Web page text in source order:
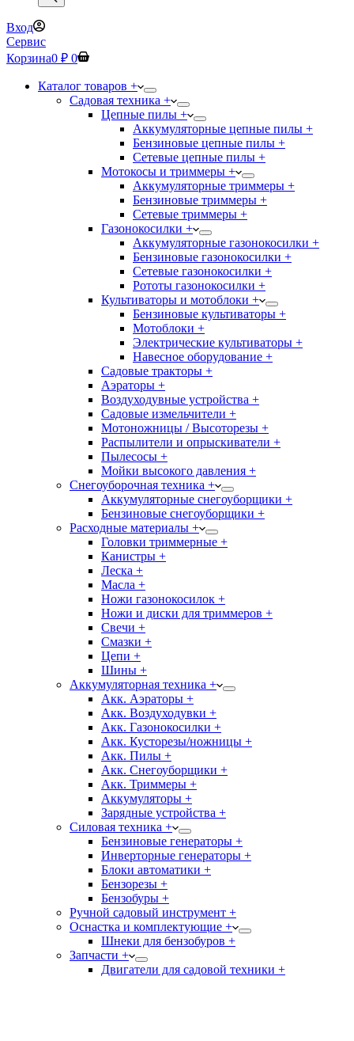
Вход
Сервис
Корзина0 ₽ 0
Каталог товаров +
Садовая техника +
Цепные пилы +
Аккумуляторные цепные пилы +
Бензиновые цепные пилы +
Сетевые цепные пилы +
Мотокосы и триммеры +
Аккумуляторные триммеры +
Бензиновые триммеры +
Сетевые триммеры +
Газонокосилки +
Аккумуляторные газонокосилки +
Бензиновые газонокосилки +
Сетевые газонокосилки +
Рототы газонокосилки +
Культиваторы и мотоблоки +
Бензиновые культиваторы +
Мотоблоки +
Электрические культиваторы +
Навесное оборудование +
Садовые тракторы +
Аэраторы +
Воздуходувные устройства +
Садовые измельчители +
Мотоножницы / Высоторезы +
Распылители и опрыскиватели +
Пылесосы +
Мойки высокого давления +
Снегоуборочная техника +
Аккумуляторные снегоуборщики +
Бензиновые снегоуборщики +
Расходные материалы +
Головки триммерные +
Канистры +
Леска +
Масла +
Ножи газонокосилок +
Ножи и диски для триммеров +
Свечи +
Смазки +
Цепи +
Шины +
Аккумуляторная техника +
Акк. Аэраторы +
Акк. Воздуходувки +
Акк. Газонокосилки +
Акк. Кусторезы/ножницы +
Акк. Пилы +
Акк. Снегоуборщики +
Акк. Триммеры +
Аккумуляторы +
Зарядные устройства +
Силовая техника +
Бензиновые генераторы +
Инверторные генераторы +
Блоки автоматики +
Бензорезы +
Бензобуры +
Ручной садовый инструмент +
Оснастка и комплектующие +
Шнеки для бензобуров +
Запчасти +
Двигатели для садовой техники +